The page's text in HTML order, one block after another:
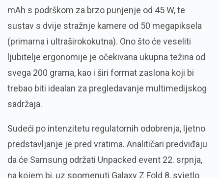
mAh s podrškom za brzo punjenje od 45 W, te
sustav s dvije stražnje kamere od 50 megapiksela
(primarna i ultraširokokutna). Ono što će veseliti
ljubitelje ergonomije je očekivana ukupna težina od
svega 200 grama, kao i širi format zaslona koji bi
trebao biti idealan za pregledavanje multimedijskog
sadržaja.
Sudeći po intenzitetu regulatornih odobrenja, ljetno
predstavljanje je pred vratima. Analitičari predviđaju
da će Samsung održati Unpacked event 22. srpnja,
na kojem bi, uz spomenuti Galaxy Z Fold 8, svjetlo